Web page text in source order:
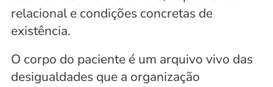
relacional e condições concretas de
existência.
O corpo do paciente é um arquivo vivo das
desigualdades que a organização